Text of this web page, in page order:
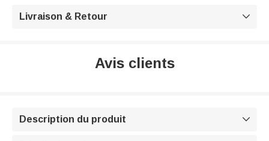
Livraison & Retour 
Avis clients
Description du produit 